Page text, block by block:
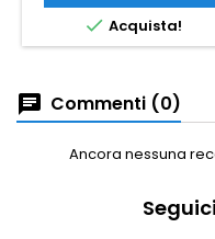
 Acquista!
Commenti (0)
Ancora nessuna